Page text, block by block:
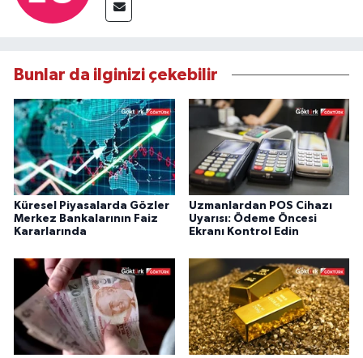
Bunlar da ilginizi çekebilir
Küresel Piyasalarda Gözler
Merkez Bankalarının Faiz
Kararlarında
Uzmanlardan POS Cihazı
Uyarısı: Ödeme Öncesi
Ekranı Kontrol Edin